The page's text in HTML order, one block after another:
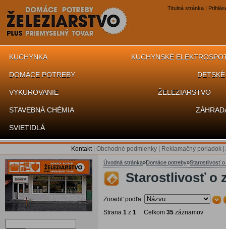
Titulná stránka |
KUCHYNKA KUCHYNSKÉ
DOMÁCE POTREBY
VYKUROVANIE ŽELEZIARSTVO
STAVEBNÁ CHÉMIA
SVIETIDLÁ
Kontakt| Obchodné podmienky Reklamačný poriadok
Úvodná stránka»Domáce potreby»Starostlivosť
Starostlivosť o
Zoradiť podľa:
Strana 1 z 1 Celkom 35 záznamov